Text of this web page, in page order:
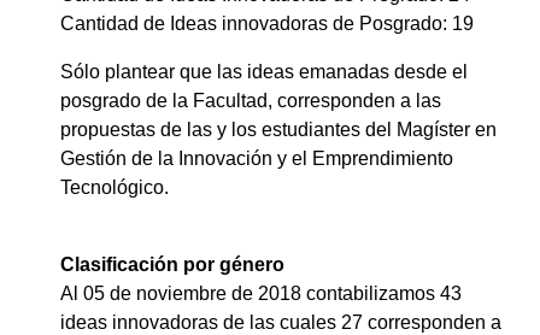
Cantidad de Ideas innovadoras de Posgrado: 19
Sólo plantear que las ideas emanadas desde el
posgrado de la Facultad, corresponden a las
propuestas de las y los estudiantes del Magíster en
Gestión de la Innovación y el Emprendimiento
Tecnológico.
Clasificación por género
Al 05 de noviembre de 2018 contabilizamos 43
ideas innovadoras de las cuales 27 corresponden a